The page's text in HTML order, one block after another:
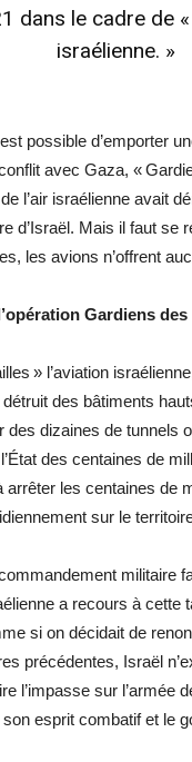
dans le cadre de
israélienne. »
possible d’emporter
avec Gaza, «
l’air israélienne avait
d’Israël. Mais il faut se
les avions n’offrent
Gardiens
» l’aviation
des bâtiments
des dizaines de tunnels
des centaines de
arrêter les centaines de
sur le
militaire
a recours à
si on décidait de
précédentes, Israël
l’impasse sur l’armée
esprit combatif et le